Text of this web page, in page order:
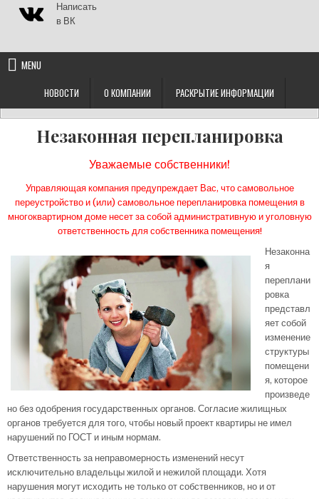
Написать
в ВК
MENU
НОВОСТИ
О КОМПАНИИ РАСКРЫТИЕ ИНФОРМАЦИИ
Незаконная перепланировка
Уважаемые собственники!
Управляющая компания предупреждает Вас, что самовольное
переустройство и (или) самовольное перепланировка помещения в
многоквартирном доме несет за собой административную и уголовную
ответственность для собственника помещения!
Незаконна
я
переплани
ровка
представл
яет собой
изменение
структуры
помещени
я, которое
произведе
но без одобрения государственных органов. Согласие жилищных
органов требуется для того, чтобы новый проект квартиры не имел
нарушений по ГОСТ и иным нормам.
Ответственность за неправомерность изменений несут
исключительно владельцы жилой и нежилой площади. Хотя
нарушения могут исходить не только от собственников, но и от